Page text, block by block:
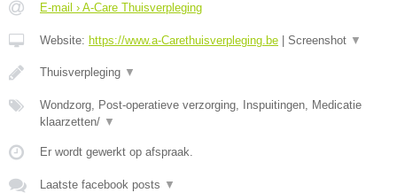
E-mail › A-Care Thuisverpleging
Website: https://www.a-Carethuisverpleging.be Screenshot ▼
Thuisverpleging ▼
Wondzorg, Post-operatieve verzorging, Inspuitingen, Medicatie
klaarzetten/ ▼
Er wordt gewerkt op afspraak.
Laatste facebook posts ▼